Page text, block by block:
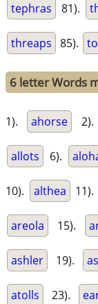
tephras 81).
threaps 85).
6 letter Words
1). ahorse 2).
allots 6).
10). althea 11).
areola 15).
ashler 19).
atolls 23).